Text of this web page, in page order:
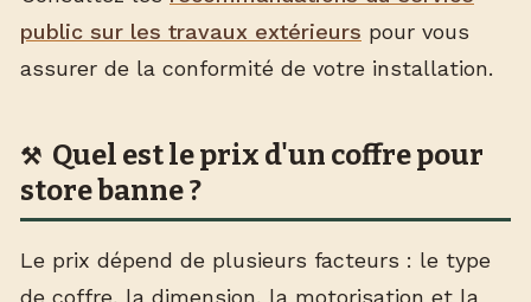
public sur les travaux extérieurs pour vous
assurer de la conformité de votre installation.
Quel est le prix d'un coffre pour
store banne ?
Le prix dépend de plusieurs facteurs : le type
de coffre, la dimension, la motorisation et la